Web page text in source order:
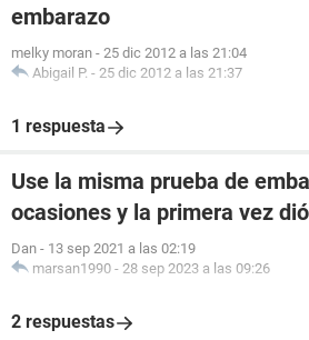
embarazo
melky moran - 25 dic 2012 a las 21:04
Abigail P. - 25 dic 2012 a las 21:37
1 respuesta
Use la misma prueba de
ocasiones y la primera vez
Dan - 13 sep 2021 a las 02:19
marsan1990 - 28 sep 2023 a las 09:26
2 respuestas